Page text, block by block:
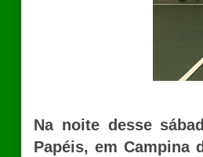
Na noite desse
Papéis, em Campina